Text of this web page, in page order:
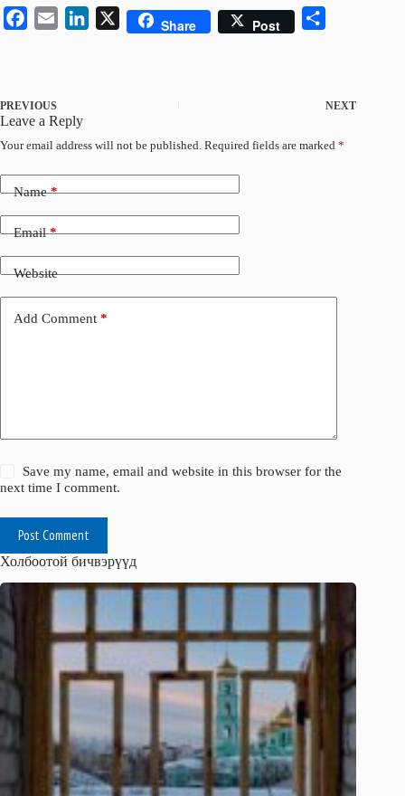
b
X Share Post
e
PREVIOUS NEXT
Leave a Reply
Your email address will not be published. Required fields are marked *
Name*
Email*
Website
Add Comment *
Save my name, email and website in this browser for the
next time I comment.
Post Comment
Холбоотой бичвэрүүд